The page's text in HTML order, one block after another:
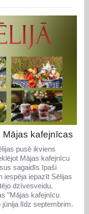
Mājas kafejnīcas
pusē ikviens
Mājas kafejnīcu
sagaidīs īpaši
iespēja iepazīt Sēlijas
dzīvesveidu.
"Mājas kafejnīcu
līdz septembrim.